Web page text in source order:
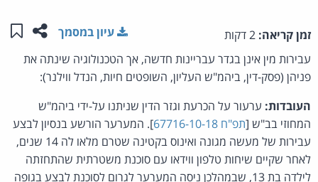
זמן קריאה: שתפו
עיון במסמך
עבירות מין אינן בגדר עבריינות חדשה, אך הטכנולוגיה שינתה את
פניהן (פסק-דין, ביהמ"ש העליון, השופטים חיות, הנדל ווילנר):
העובדות: ערעור על הכרעת וגזר הדין שניתנו על-ידי ביהמ"ש
המחוזי בב"ש [תפ"ח 67716-10-18
]. המערער הורשע בנסיון לבצע
עבירות של מעשה מגונה ואינוס בקטינה שטרם מלאו לה 14 שנים,
לאחר שקיים שיחות טלפון ווידאו עם סוכנת משטרתית שהתחזתה
לילדה בת 13, שבמהלכן ניסה המערער לגרום לסוכנת לבצע בגופה